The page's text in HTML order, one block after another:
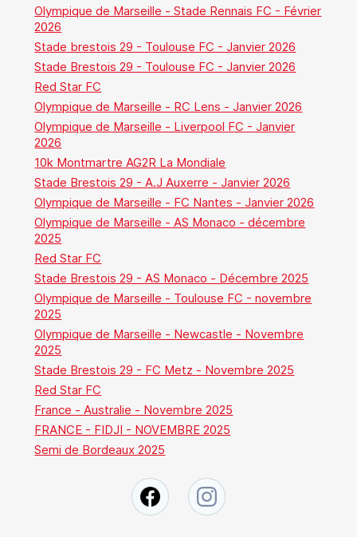
Olympique de Marseille - Stade Rennais FC - Février
2026
Stade brestois 29 - Toulouse FC - Janvier 2026
Stade Brestois 29 - Toulouse FC - Janvier 2026
Red Star FC
Olympique de Marseille - RC Lens - Janvier 2026
Olympique de Marseille - Liverpool FC - Janvier
2026
10k Montmartre AG2R La Mondiale
Stade Brestois 29 - A.J Auxerre - Janvier 2026
Olympique de Marseille - FC Nantes - Janvier 2026
Olympique de Marseille - AS Monaco - décembre
2025
Red Star FC
Stade Brestois 29 - AS Monaco - Décembre 2025
Olympique de Marseille - Toulouse FC - novembre
2025
Olympique de Marseille - Newcastle - Novembre
2025
Stade Brestois 29 - FC Metz - Novembre 2025
Red Star FC
France - Australie - Novembre 2025
FRANCE - FIDJI - NOVEMBRE 2025
Semi de Bordeaux 2025